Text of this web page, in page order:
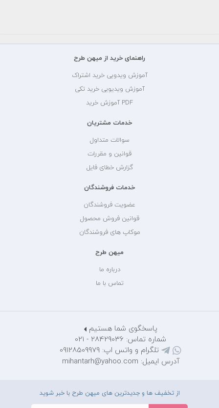
راهنمای خرید از میهن طرح
آموزش ویدویی خرید اشتراک
آموزش ویدیویی خرید تکی
PDF آموزش خرید
خدمات مشتریان
سوالات متداول
قوانین و مقررات
گزارش خطای فایل
خدمات فروشندگان
عضویت فروشندگان
قوانین فروش محصول
موکاپ های فروشندگان
میهن طرح
درباره ما
تماس با ما
پاسخگوی شما هستیم
شماره تماس: 28429036 - 021
تلگرام و واتس اپ: 09128509979
آدرس ایمیل: mihantarh@yahoo.com
از تخفیف ها و جدیدترین های میهن طرح با خبر شوید